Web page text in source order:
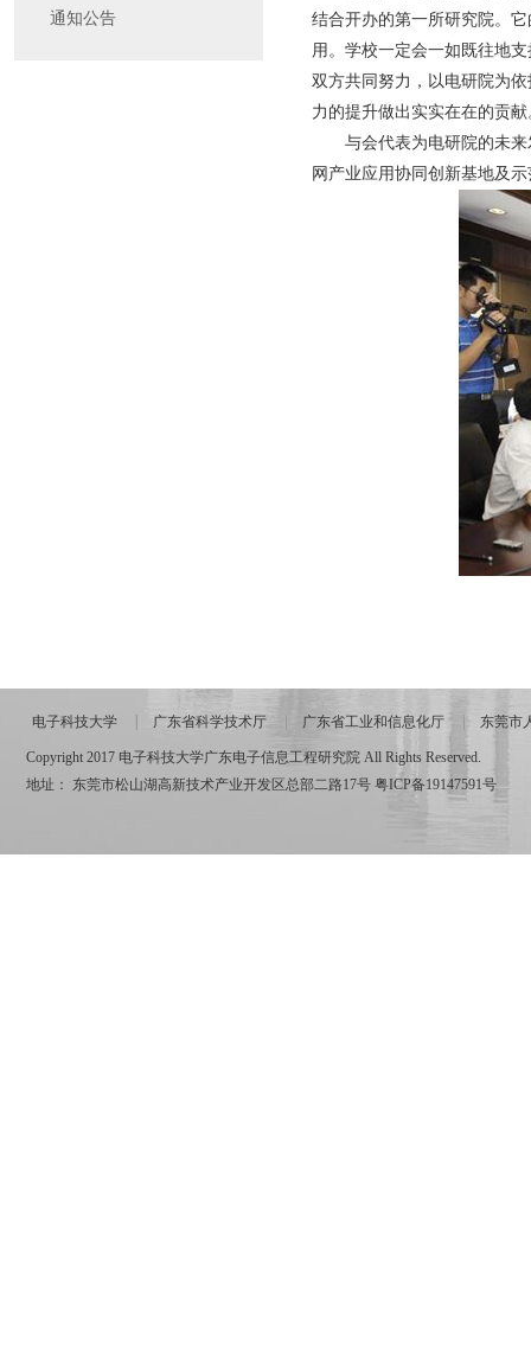
通知公告
结合开办的第一所研究院。
用。学校一定会一如既往地
双方共同努力，以电研院为
力的提升做出实实在在的贡献
与会代表为电研院的未
网产业应用协同创新基地及
电子科技大学 广东省科学技术厅 广东省工业和信息化厅 东莞市
Copyright 2017 电子科技大学广东电子信息工程研究院 All Rights Reserved.
地址： 东莞市松山湖高新技术产业开发区总部二路17号 粤ICP备19147591号